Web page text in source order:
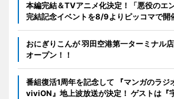
本編完結＆TVアニメ化決定！「悪役のエ
完結記念イベントを8/9よりピッコマで開
おにぎりこんが 羽田空港第一ターミナル
オープン！！
番組復活1周年を記念して 『マンガのラ
viviON』地上波放送が決定！ ゲストは『